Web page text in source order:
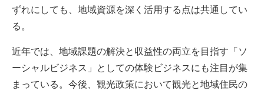
ずれにしても、地域資源を深く活用する点は共通してい
る。
近年では、地域課題の解決と収益性の両立を目指す「ソ
ーシャルビジネス」としての体験ビジネスにも注目が集
まっている。今後、観光政策において観光と地域住民の